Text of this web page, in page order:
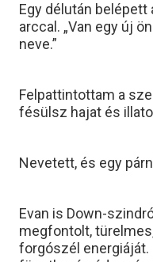
Egy délután belépett
arccal. „Van egy új
neve.”
Felpattintottam a
fésülsz hajat és
Nevetett, és egy
Evan is Down-
megfontolt,
forgószél energiáját.